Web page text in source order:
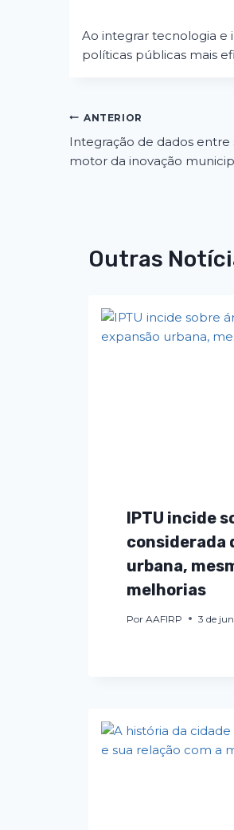
Ao integrar tecnologia e
políticas públicas mais
ANTERIOR
Integração de dados entre
motor da inovação
Outras
IPTU incide
considerada
urbana,
melhorias
Por AAFIRP 3 de